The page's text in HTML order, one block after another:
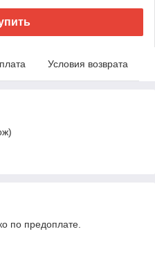
Условия возврата
по предоплате.